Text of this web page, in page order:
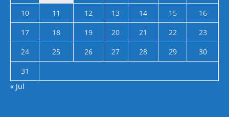
10
11 12 13 14 15
16
17
18 19 20 21 22
23
24
25 26 27 28 29
30
31
« Jul